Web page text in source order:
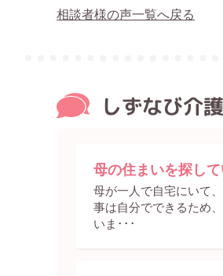
相談者様の声一覧へ戻る
しずなび介
母の住まいを探し
母が一人で自宅にいて
事は自分でできるため
いま･･･